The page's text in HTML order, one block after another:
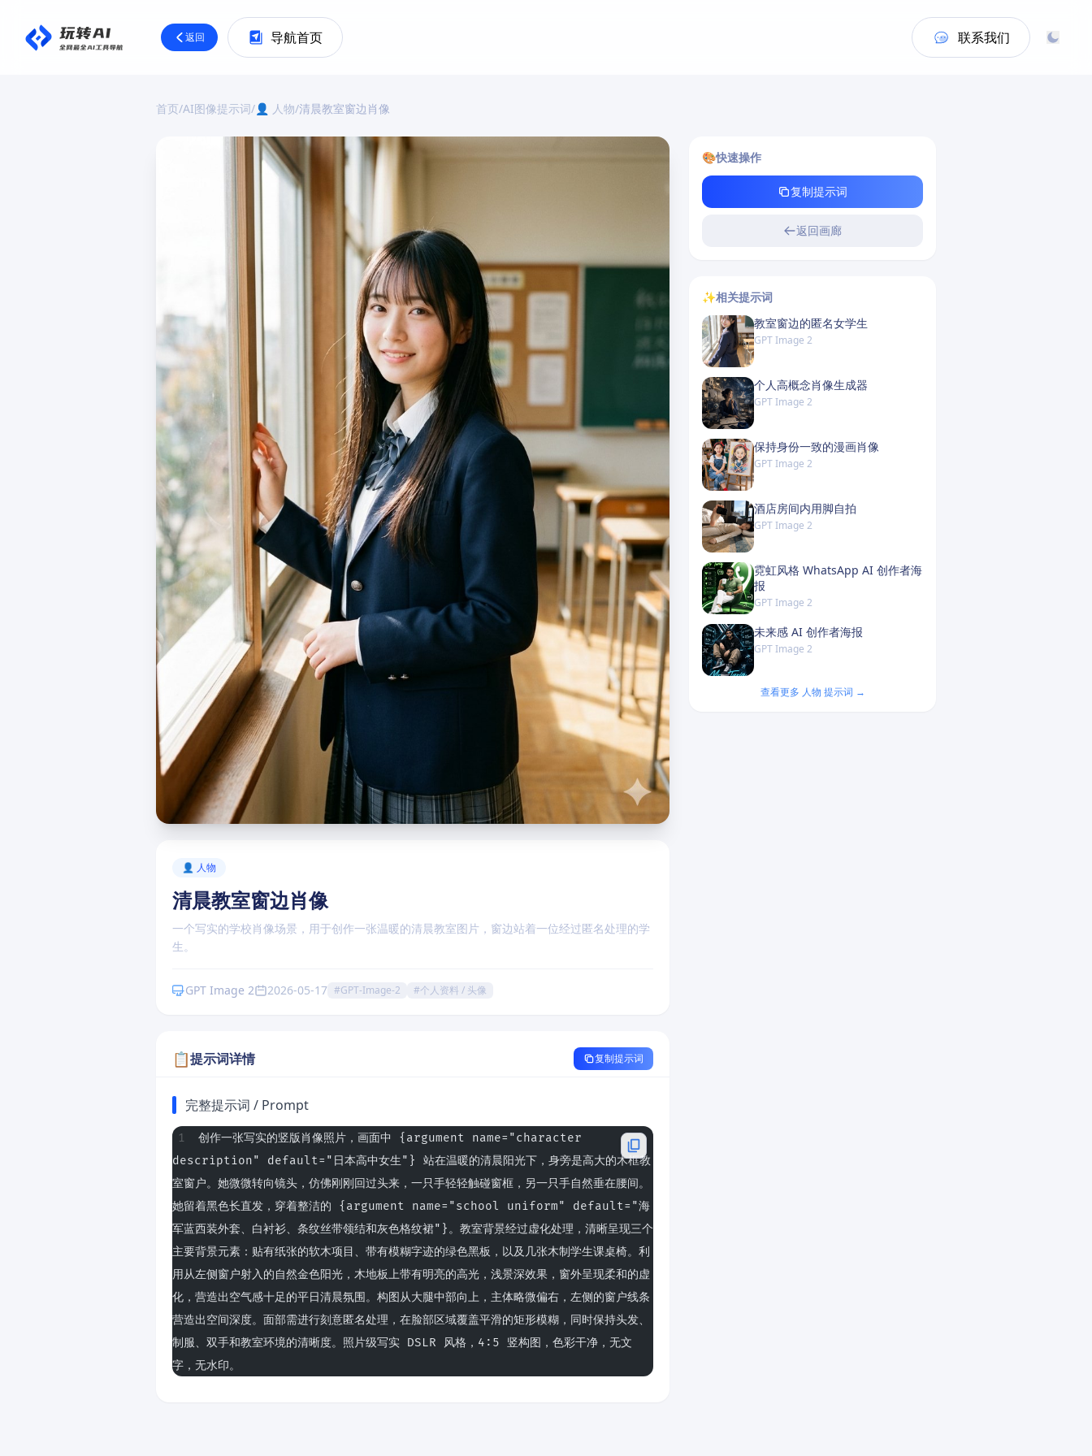
返回 导航首页 联系我们
首页/AI图像提示词/ 👤 人物/清晨教室窗边肖像
👤 人物
清晨教室窗边肖像
一个写实的学校肖像场景，用于创作一张温暖的清晨教室图片，窗边站着一位经过匿名处理的学
生。
GPT Image 2 2026-05-17 #GPT-Image-2 #个人资料 / 头像
📋提示词详情 复制提示词
完整提示词 / Prompt
创作一张写实的竖版肖像照片，画面中 {argument name="character
description" default="日本高中女生"} 站在温暖的清晨阳光下，身旁是高大的木框教
室窗户。她微微转向镜头，仿佛刚刚回过头来，一只手轻轻触碰窗框，另一只手自然垂在腰间。
她留着黑色长直发，穿着整洁的 {argument name="school uniform" default="海
军蓝西装外套、白衬衫、条纹丝带领结和灰色格纹裙"}。教室背景经过虚化处理，清晰呈现三个
主要背景元素：贴有纸张的软木项目、带有模糊字迹的绿色黑板，以及几张木制学生课桌椅。利
用从左侧窗户射入的自然金色阳光，木地板上带有明亮的高光，浅景深效果，窗外呈现柔和的虚
化，营造出空气感十足的平日清晨氛围。构图从大腿中部向上，主体略微偏右，左侧的窗户线条
营造出空间深度。面部需进行刻意匿名处理，在脸部区域覆盖平滑的矩形模糊，同时保持头发、
制服、双手和教室环境的清晰度。照片级写实 DSLR 风格，4:5 竖构图，色彩干净，无文
字，无水印。
🎨快速操作
复制提示词
返回画廊
✨相关提示词
教室窗边的匿名女学生
GPT Image 2
个人高概念肖像生成器
GPT Image 2
保持身份一致的漫画肖像
GPT Image 2
酒店房间内用脚自拍
GPT Image 2
霓虹风格 WhatsApp AI 创作者海
报
GPT Image 2
未来感 AI 创作者海报
GPT Image 2
查看更多 人物 提示词 →